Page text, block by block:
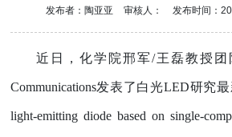
发布者：陶亚亚 审核人： 发布时间：
近日，化学院邢军/王磊教授团
Communications发表了白光LED研究
light-emitting diode based on single-